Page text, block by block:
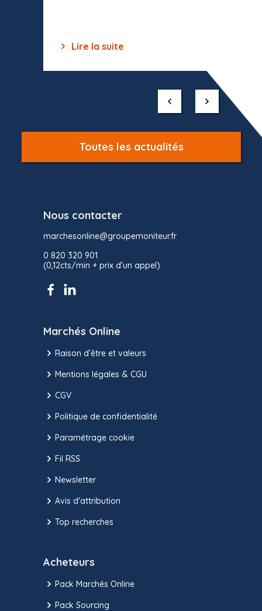
Lire la suite
Toutes les actualités
Nous contacter
marchesonline@groupemoniteur.fr
0 820 320 901
(0,12cts/min + prix d’un appel)
Marchés Online
Raison d’être et valeurs
Mentions légales & CGU
CGV
Politique de confidentialité
Paramétrage cookie
Fil RSS
Newsletter
Avis d'attribution
Top recherches
Acheteurs
Pack Marchés Online
Pack Sourcing